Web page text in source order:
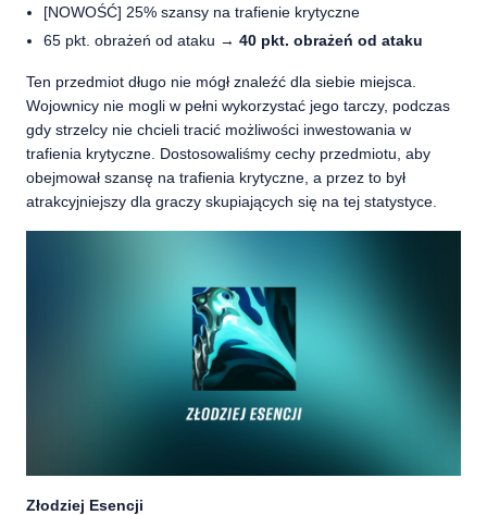
[NOWOŚĆ] 25% szansy na trafienie krytyczne
65 pkt. obrażeń od ataku → 40 pkt. obrażeń od ataku
Ten przedmiot długo nie mógł znaleźć dla siebie miejsca.
Wojownicy nie mogli w pełni wykorzystać jego tarczy, podczas
gdy strzelcy nie chcieli tracić możliwości inwestowania w
trafienia krytyczne. Dostosowaliśmy cechy przedmiotu, aby
obejmował szansę na trafienia krytyczne, a przez to był
atrakcyjniejszy dla graczy skupiających się na tej statystyce.
Złodziej Esencji